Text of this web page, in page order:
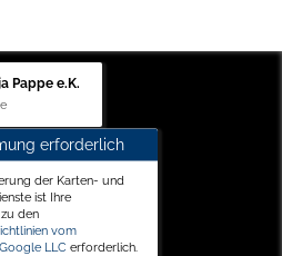
Pappe e.K.
erforderlich
der Karten- und
ist Ihre
den
vom
LLC erforderlich.